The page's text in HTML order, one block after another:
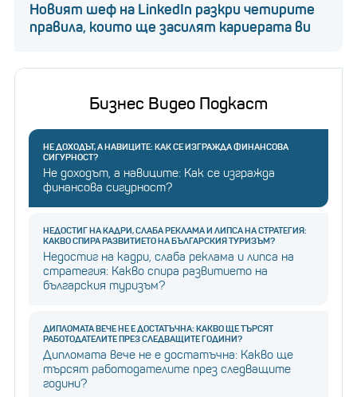
Новият шеф на LinkedIn разкри четирите
правила, които ще засилят кариерата ви
Бизнес Видео Подкаст
НЕ ДОХОДЪТ, А НАВИЦИТЕ: КАК СЕ ИЗГРАЖДА ФИНАНСОВА
СИГУРНОСТ?
Не доходът, а навиците: Как се изгражда
финансова сигурност?
НЕДОСТИГ НА КАДРИ, СЛАБА РЕКЛАМА И ЛИПСА НА СТРАТЕГИЯ:
КАКВО СПИРА РАЗВИТИЕТО НА БЪЛГАРСКИЯ ТУРИЗЪМ?
Недостиг на кадри, слаба реклама и липса на
стратегия: Какво спира развитието на
българския туризъм?
ДИПЛОМАТА ВЕЧЕ НЕ Е ДОСТАТЪЧНА: КАКВО ЩЕ ТЪРСЯТ
РАБОТОДАТЕЛИТЕ ПРЕЗ СЛЕДВАЩИТЕ ГОДИНИ?
Дипломата вече не е достатъчна: Какво ще
търсят работодателите през следващите
години?